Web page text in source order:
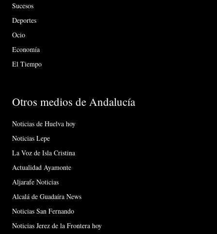
Sucesos
Deportes
Ocio
Economía
El Tiempo
Otros medios de Andalucía
Noticias de Huelva hoy
Noticias Lepe
La Voz de Isla Cristina
Actualidad Ayamonte
Aljarafe Noticias
Alcalá de Guadaíra News
Noticias San Fernando
Noticias Jerez de la Frontera hoy